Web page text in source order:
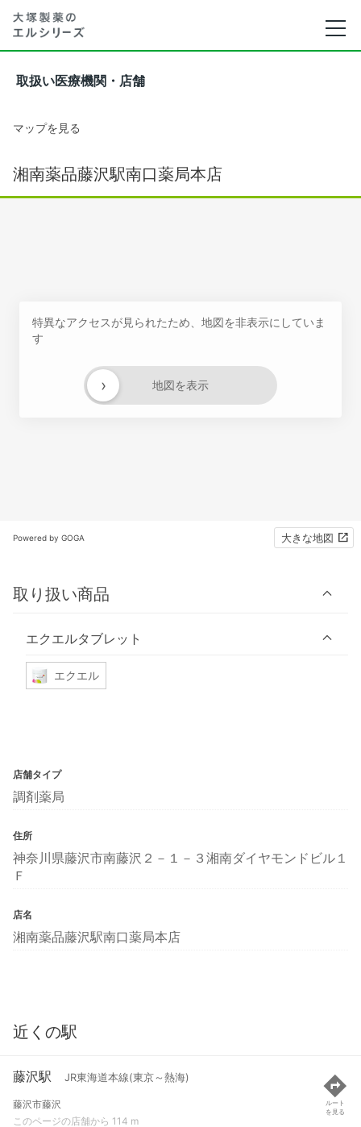
取扱い医療機関・店舗
マップを見る
湘南薬品藤沢駅南口薬局本店
特異なアクセスが見られたため、地図を非表示にしていま
す
地図を表示
›
Powered by GOGA 大きな地図
取り扱い商品
エクエルタブレット
エクエル
店舗タイプ
調剤薬局
住所
神奈川県藤沢市南藤沢２－１－３湘南ダイヤモンドビル１
Ｆ
店名
湘南薬品藤沢駅南口薬局本店
近くの駅
藤沢駅 JR東海道本線(東京～熱海)
藤沢市藤沢
このページの店舗から 114 m
ルート
を見る